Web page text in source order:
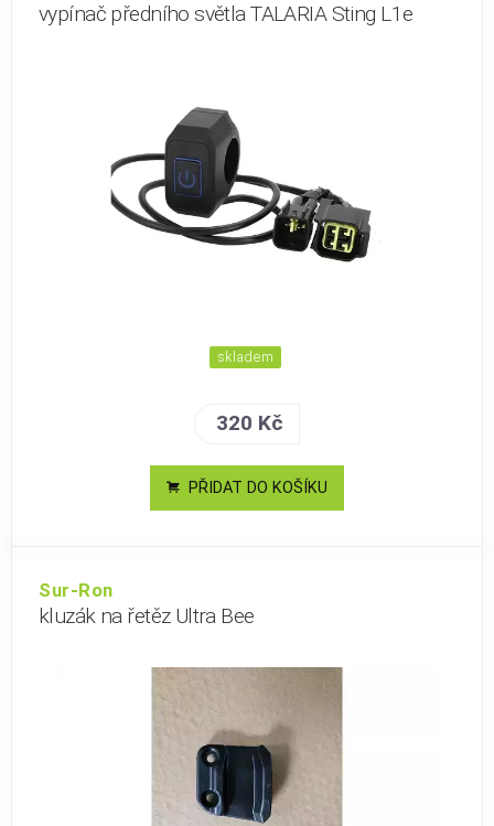
vypínač předního světla TALARIA Sting L1e
skladem
320 Kč
PŘIDAT DO KOŠÍKU
Sur-Ron
kluzák na řetěz Ultra Bee